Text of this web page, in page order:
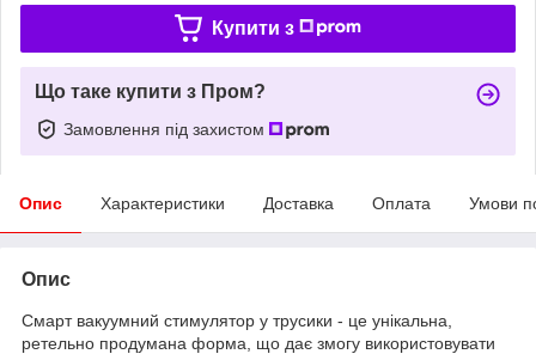
Купити з
Що таке купити з Пром?
Замовлення під захистом
Опис Характеристики Доставка Оплата Умови
Опис
Смарт вакуумний стимулятор у трусики - це унікальна,
ретельно продумана форма, що дає змогу використовувати